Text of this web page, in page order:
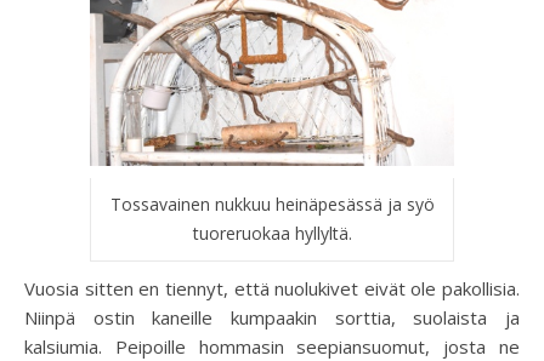
Tossavainen nukkuu heinäpesässä ja syö
tuoreruokaa hyllyltä.
Vuosia sitten en tiennyt, että nuolukivet eivät ole pakollisia.
Niinpä ostin kaneille kumpaakin sorttia, suolaista ja
kalsiumia. Peipoille hommasin seepiansuomut, josta ne